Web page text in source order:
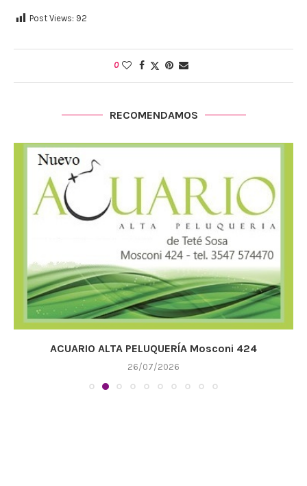
Post Views: 92
0
RECOMENDAMOS
ACUARIO ALTA PELUQUERÍA Mosconi 424
26/07/2026